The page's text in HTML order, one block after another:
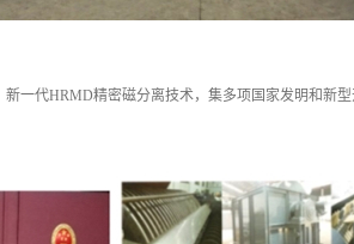
一代HRMD精密磁分离技术，集多项国家发明和新